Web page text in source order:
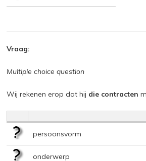
Vraag:
Multiple choice question
Wij rekenen erop dat hij die contracten
persoonsvorm
onderwerp